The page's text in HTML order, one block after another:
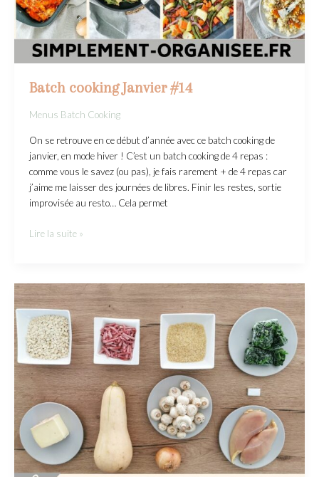
Batch cooking Janvier #14
Menus Batch Cooking
On se retrouve en ce début d’année avec ce batch cooking de
janvier, en mode hiver ! C’est un batch cooking de 4 repas :
comme vous le savez (ou pas), je fais rarement + de 4 repas car
j’aime me laisser des journées de libres. Finir les restes, sortie
improvisée au resto… Cela permet
Lire la suite »
Batch
Cooking
2
repas
#13